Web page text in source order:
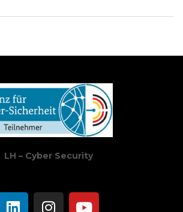
LH – Cyber Security